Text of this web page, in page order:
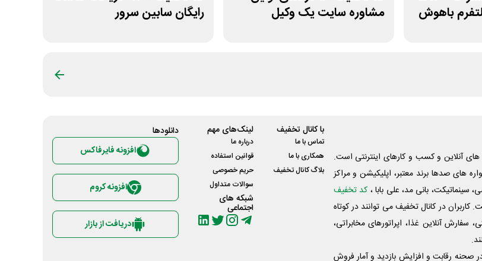
باهوش
مشاوره سایت یک وکیل
رایگان سابین سرور
آنلاین و کسب و‌ کارهای اینترنتی است.
های صدها برند معتبر، اپلیکیشن و مراکز
سینماتیکت، بانی مد، علی‌ بابا ، کد تخفیف
در کانال تخفیف می توانند در کوتاه
آنلاین غذا، اپراتورهای مخابراتی،
صحنه رقابت و افزایش بازدید و آمار فروش
با کانال تخفیف
تماس با ما
همکاری با ما
بلاگ کانال تخفیف
لینک‌های مهم
درباره ما
قوانین استفاده
حریم خصوصی
سوالات متداول
شبکه های
اجتماعی
دانلود‌ها
افزونه فایرفاکس
افزونه کروم
دریافت از بازار